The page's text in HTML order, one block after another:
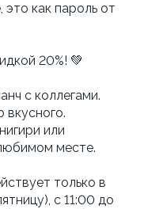
это как пароль от
20%! 💚
с коллегами.
вкусного.
или
месте.
только в
с 11:00 до